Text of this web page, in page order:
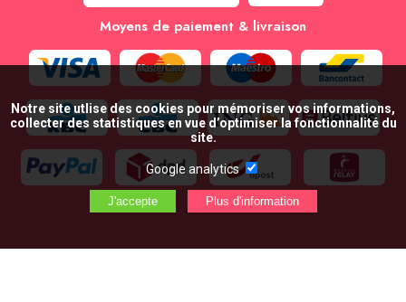
Moyens de paiement & livraison
Notre site utlise des cookies pour mémoriser vos informations,
collecter des statistiques en vue d’optimiser la fonctionnalité du
site.
Google analytics